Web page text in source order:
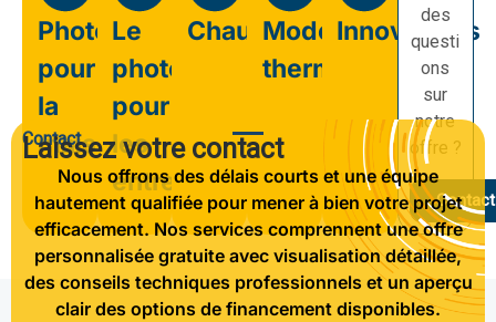
Photovoltaïque
pour
la
maison
Le
photovoltaïque
pour
les
entreprises
ChauffageModernisation
thermique
Innovations
des
questi
ons
sur
notre
offre ?
Contact
Contact
Laissez votre contact
Nous offrons des délais courts et une équipe
hautement qualifiée pour mener à bien votre projet
efficacement. Nos services comprennent une offre
personnalisée gratuite avec visualisation détaillée,
des conseils techniques professionnels et un aperçu
clair des options de financement disponibles.